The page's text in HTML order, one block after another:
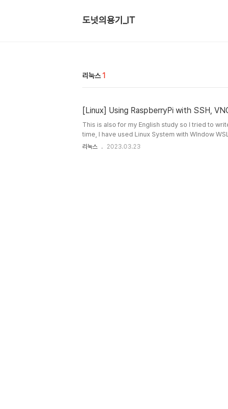
도넛의용기_IT
리눅스 1
[Linux] Using RaspberryPi with SSH,
This is also for my English study so I tried to
time, I have used Linux System with WIndow
my RaspberryPi rolling around my home floor. I
리눅스 2023.03.23